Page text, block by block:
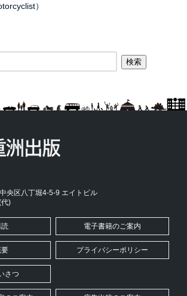
）
央区八丁堀4-5-9 エイトビル
)
読 電子書籍のご案内
プライバシーポリシー
さつ